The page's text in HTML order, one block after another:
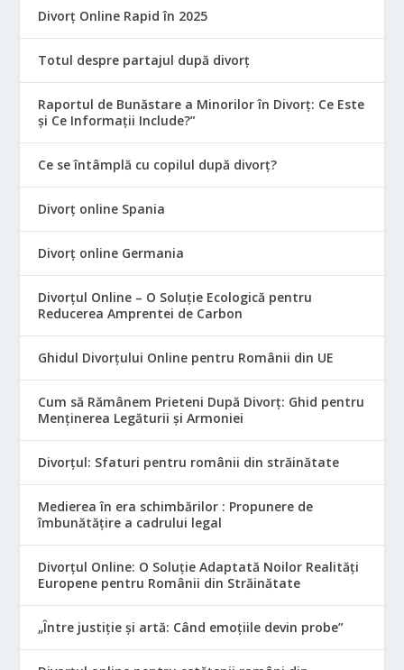
Divorț Online Rapid în 2025
Totul despre partajul după divorț
Raportul de Bunăstare a Minorilor în Divorț: Ce Este
și Ce Informații Include?”
Ce se întâmplă cu copilul după divorț?
Divorț online Spania
Divorț online Germania
Divorțul Online – O Soluție Ecologică pentru
Reducerea Amprentei de Carbon
Ghidul Divorțului Online pentru Românii din UE
Cum să Rămânem Prieteni După Divorț: Ghid pentru
Menținerea Legăturii și Armoniei
Divorțul: Sfaturi pentru românii din străinătate
Medierea în era schimbărilor : Propunere de
îmbunătățire a cadrului legal
Divorțul Online: O Soluție Adaptată Noilor Realități
Europene pentru Românii din Străinătate
„Între justiție și artă: Când emoțiile devin probe”